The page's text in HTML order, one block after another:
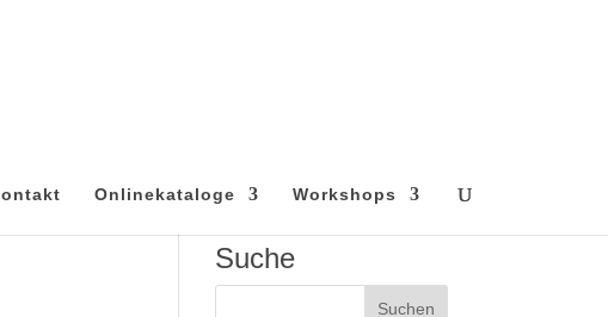
Onlinekataloge Workshops
Suche